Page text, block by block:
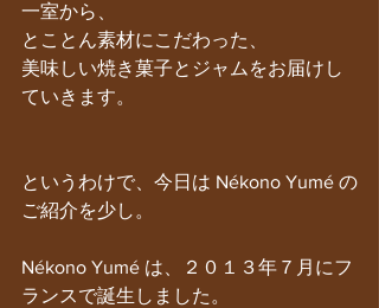
一室から、
とことん素材にこだわった、
美味しい焼き菓子とジャムをお届けし
ていきます。
というわけで、今日は Nékono Yumé の
ご紹介を少し。
Nékono Yumé は、２０１３年７月にフ
ランスで誕生しました。